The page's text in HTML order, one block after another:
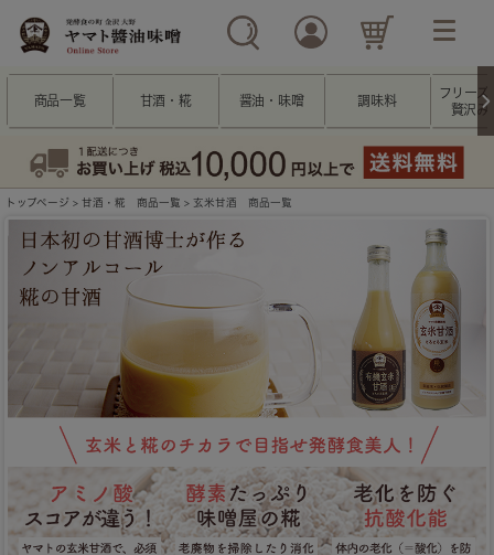
商品一覧 甘酒・糀 醤油・味噌 調味料
フリーズ
贅沢み
トップページ > 甘酒・糀 商品一覧 > 玄米甘酒 商品一覧